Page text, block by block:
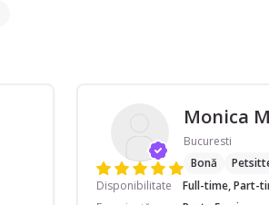
Monica M
Bucuresti
Bonă
Disponibilitate
Full-time, Part-